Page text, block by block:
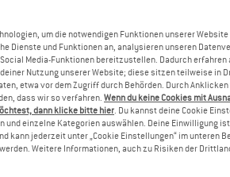
ANGESEHEN HABEN,
um die notwendigen Funktionen unserer Website
Dienste und Funktionen an, analysieren unseren
Media-Funktionen bereitzustellen. Dadurch erfahren
Nutzung unserer Website; diese sitzen teilweise in
etwa vor dem Zugriff durch Behörden. Durch Anklicken
dass wir so verfahren. Wenn du keine Cookies mit
dann klicke bitte hier. Du kannst deine Cookie
und einzelne Kategorien auswählen. Deine Einwilligung
kann jederzeit unter „Cookie Einstellungen“ im unteren
Weitere Informationen, auch zu Risiken der